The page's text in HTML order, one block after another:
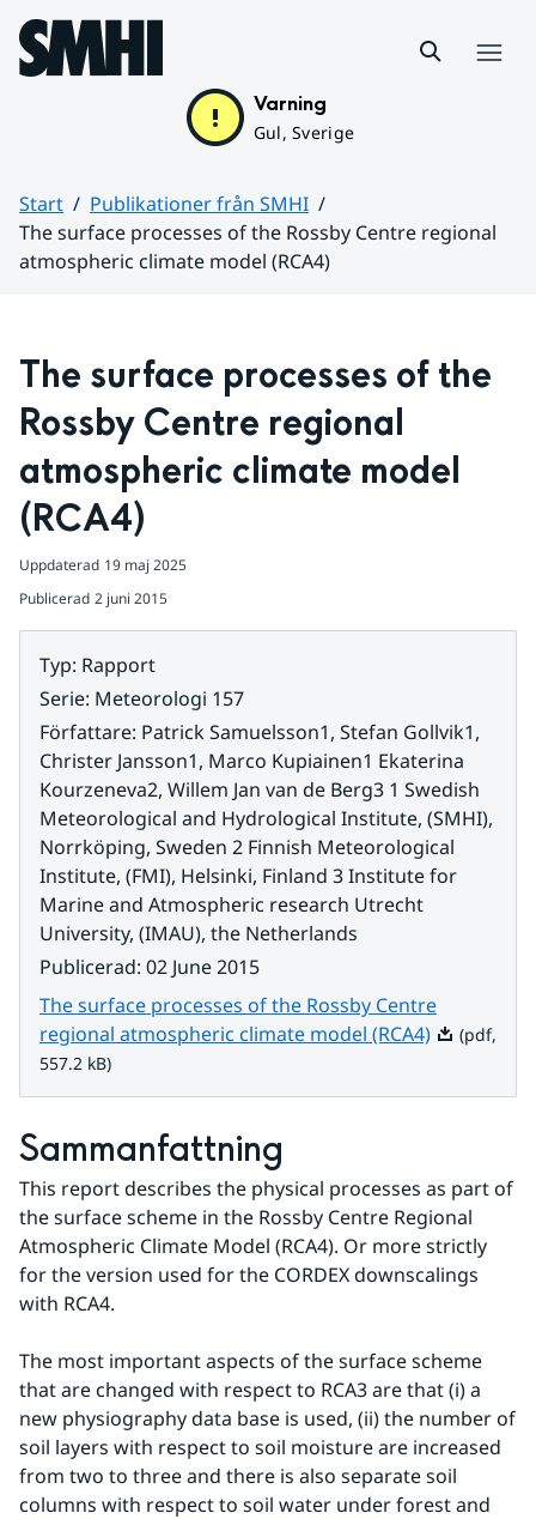
Hoppa till sidans innehåll
Varning
Gul, Sverige
Start
Publikationer från SMHI
The surface processes of the Rossby Centre regional
atmospheric climate model (RCA4)
The surface processes of the
Rossby Centre regional
atmospheric climate model
(RCA4)
Uppdaterad 19 maj 2025
Publicerad 2 juni 2015
Typ: Rapport
Serie: Meteorologi 157
Författare: Patrick Samuelsson1, Stefan Gollvik1,
Christer Jansson1, Marco Kupiainen1 Ekaterina
Kourzeneva2, Willem Jan van de Berg3 1 Swedish
Meteorological and Hydrological Institute, (SMHI),
Norrköping, Sweden 2 Finnish Meteorological
Institute, (FMI), Helsinki, Finland 3 Institute for
Marine and Atmospheric research Utrecht
University, (IMAU), the Netherlands
Publicerad: 02 June 2015
The surface processes of the Rossby Centre
regional atmospheric climate model (RCA4)Pdf, 557.2
(pdf,
557.2 kB)
Sammanfattning
This report describes the physical processes as part of
the surface scheme in the Rossby Centre Regional
Atmospheric Climate Model (RCA4). Or more strictly
for the version used for the CORDEX downscalings
with RCA4.
The most important aspects of the surface scheme
that are changed with respect to RCA3 are that (i) a
new physiography data base is used, (ii) the number of
soil layers with respect to soil moisture are increased
from two to three and there is also separate soil
columns with respect to soil water under forest and